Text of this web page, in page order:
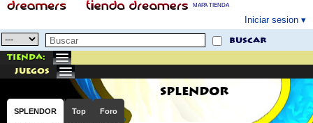
MAPA TIENDA
Iniciar sesion
buscar
Tienda:
juegos
SPLENDOR
SPLENDOR Top Foro